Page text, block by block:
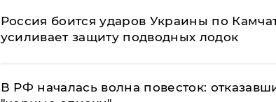
Россия боится ударов Украины по
усиливает защиту подводных лодок
​В РФ началась волна повесток: